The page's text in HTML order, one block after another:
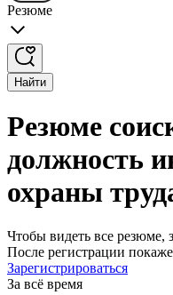
Резюме
Найти
Резюме
должность
охраны
Чтобы видеть все резюме,
После регистрации
Зарегистрироваться
За всё время